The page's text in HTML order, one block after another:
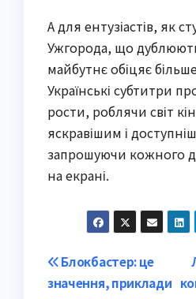
А для ентузіастів, як
Ужгорода, що
майбутнє обіцяє
Українські субтитри
рости, роблячи світ
яскравішим і
запрошуючи кожного
на екрані.
Post
Блокбастер: це
значення, приклади